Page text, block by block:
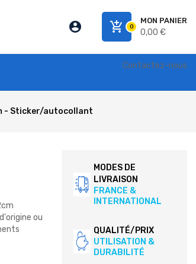
add_shopping_cart 0
MON PANIER
0,00 €
account_circle
Contactez-nous
- Sticker/autocollant
ou
MODES DE
LIVRAISON
FRANCE &
INTERNATIONAL
QUALITÉ/PRIX
UTILISATION &
DURABILITÉ